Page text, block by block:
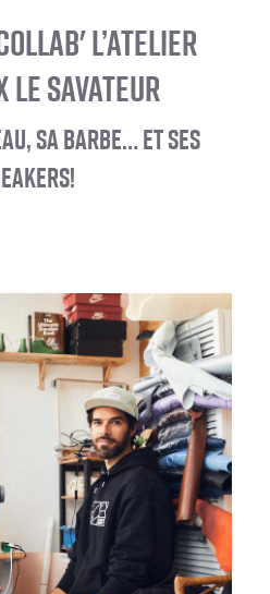
L’ATELIER
LE SAVATEUR
sa barbe… et ses